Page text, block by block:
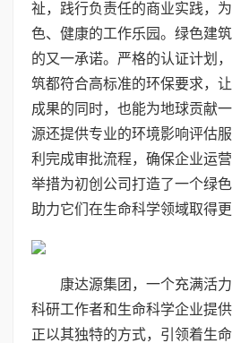
祉，践行负责任的商业实践，
色、健康的工作乐园。绿色建
的又一承诺。严格的认证计划
筑都符合高标准的环保要求，
成果的同时，也能为地球贡献
源还提供专业的环境影响评估
利完成审批流程，确保企业运
举措为初创公司打造了一个绿
助力它们在生命科学领域取得更
康达源集团，一个充满活
科研工作者和生命科学企业提
正以其独特的方式，引领着生